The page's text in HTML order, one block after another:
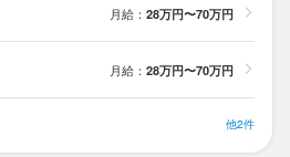
月給： 28万円〜70万円
月給： 28万円〜70万円
他2件